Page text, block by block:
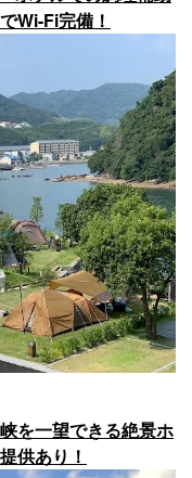
Wi-Fi完備！
を一望できる絶景ホ
供あり！